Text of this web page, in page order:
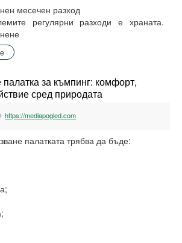
месечен разход
регулярни разходи е храната.
палатка за къмпинг: комфорт,
сред природата
https://mediapogled.com
палатката трябва да бъде: